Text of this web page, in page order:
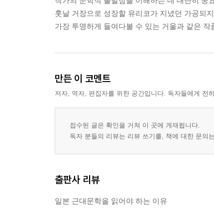
훗날 거장으로 성장할 유리코가 지녔던 가공되
가장 투명하게 들여다볼 수 있는 거울과 같은 작
만든 이 코멘트
저자, 역자, 편집자를 위한 공간입니다. 독자들에게 전
접수된 글은 확인을 거쳐 이 곳에 게재됩니다.
독자 분들의 리뷰는 리뷰 쓰기를, 책에 대한 문의
출판사 리뷰
일본 근대문학을 읽어야 하는 이유